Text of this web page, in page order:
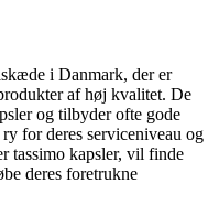
i Danmark, der er
af høj kvalitet. De
og tilbyder ofte gode
for deres serviceniveau og
tassimo kapsler, vil finde
deres foretrukne